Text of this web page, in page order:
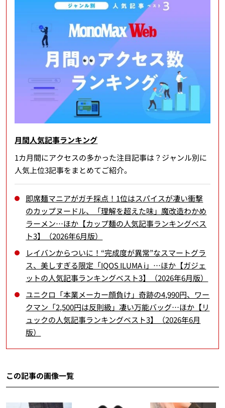
月間人気記事ランキング
1カ月間にアクセスの多かった注目記事は？ジャンル別に
人気上位3記事をまとめてご紹介。
即席麺マニアがガチ採点！1位はスパイスが凄い衝撃
のカップヌードル、「理解を超えた味」魔改造わかめ
ラーメン…ほか【カップ麺の人気記事ランキングベス
ト3】（2026年6月版）
レイバンからついに！“完成度が異常”なスマートグラ
ス、美しすぎる限定「IQOS ILUMA i」…ほか【ガジェ
ットの人気記事ランキングベスト3】（2026年6月版）
ユニクロ「本業メーカー顔負け」奇跡の4,990円、ワー
クマン「2,500円は反則級」凄い万能バッグ…ほか【リ
ュックの人気記事ランキングベスト3】（2026年6月
版）
この記事の画像一覧